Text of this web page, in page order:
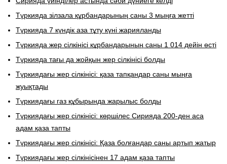
Түркияда зілзала құрбандарының саны 3 мыңға жетті
Түркияда 7 күндік аза тұту күні жарияланды
Түркияда жер сілкінісі құрбандарының саны 1 014 дейін өсті
Түркияда тағы да жойқын жер сілкінісі болды
Түркиядағы жер сілкінісі: қаза тапқандар саны мыңға
жуықтады
Түркиядағы газ құбырында жарылыс болды
Түркиядағы жер сілкінісі: көршілес Сирияда 200-ден аса
адам қаза тапты
Түркиядағы жер сілкінісі: Қаза болғандар саны артып жатыр
Түркиядағы жер сілкінісінен 17 адам қаза тапты